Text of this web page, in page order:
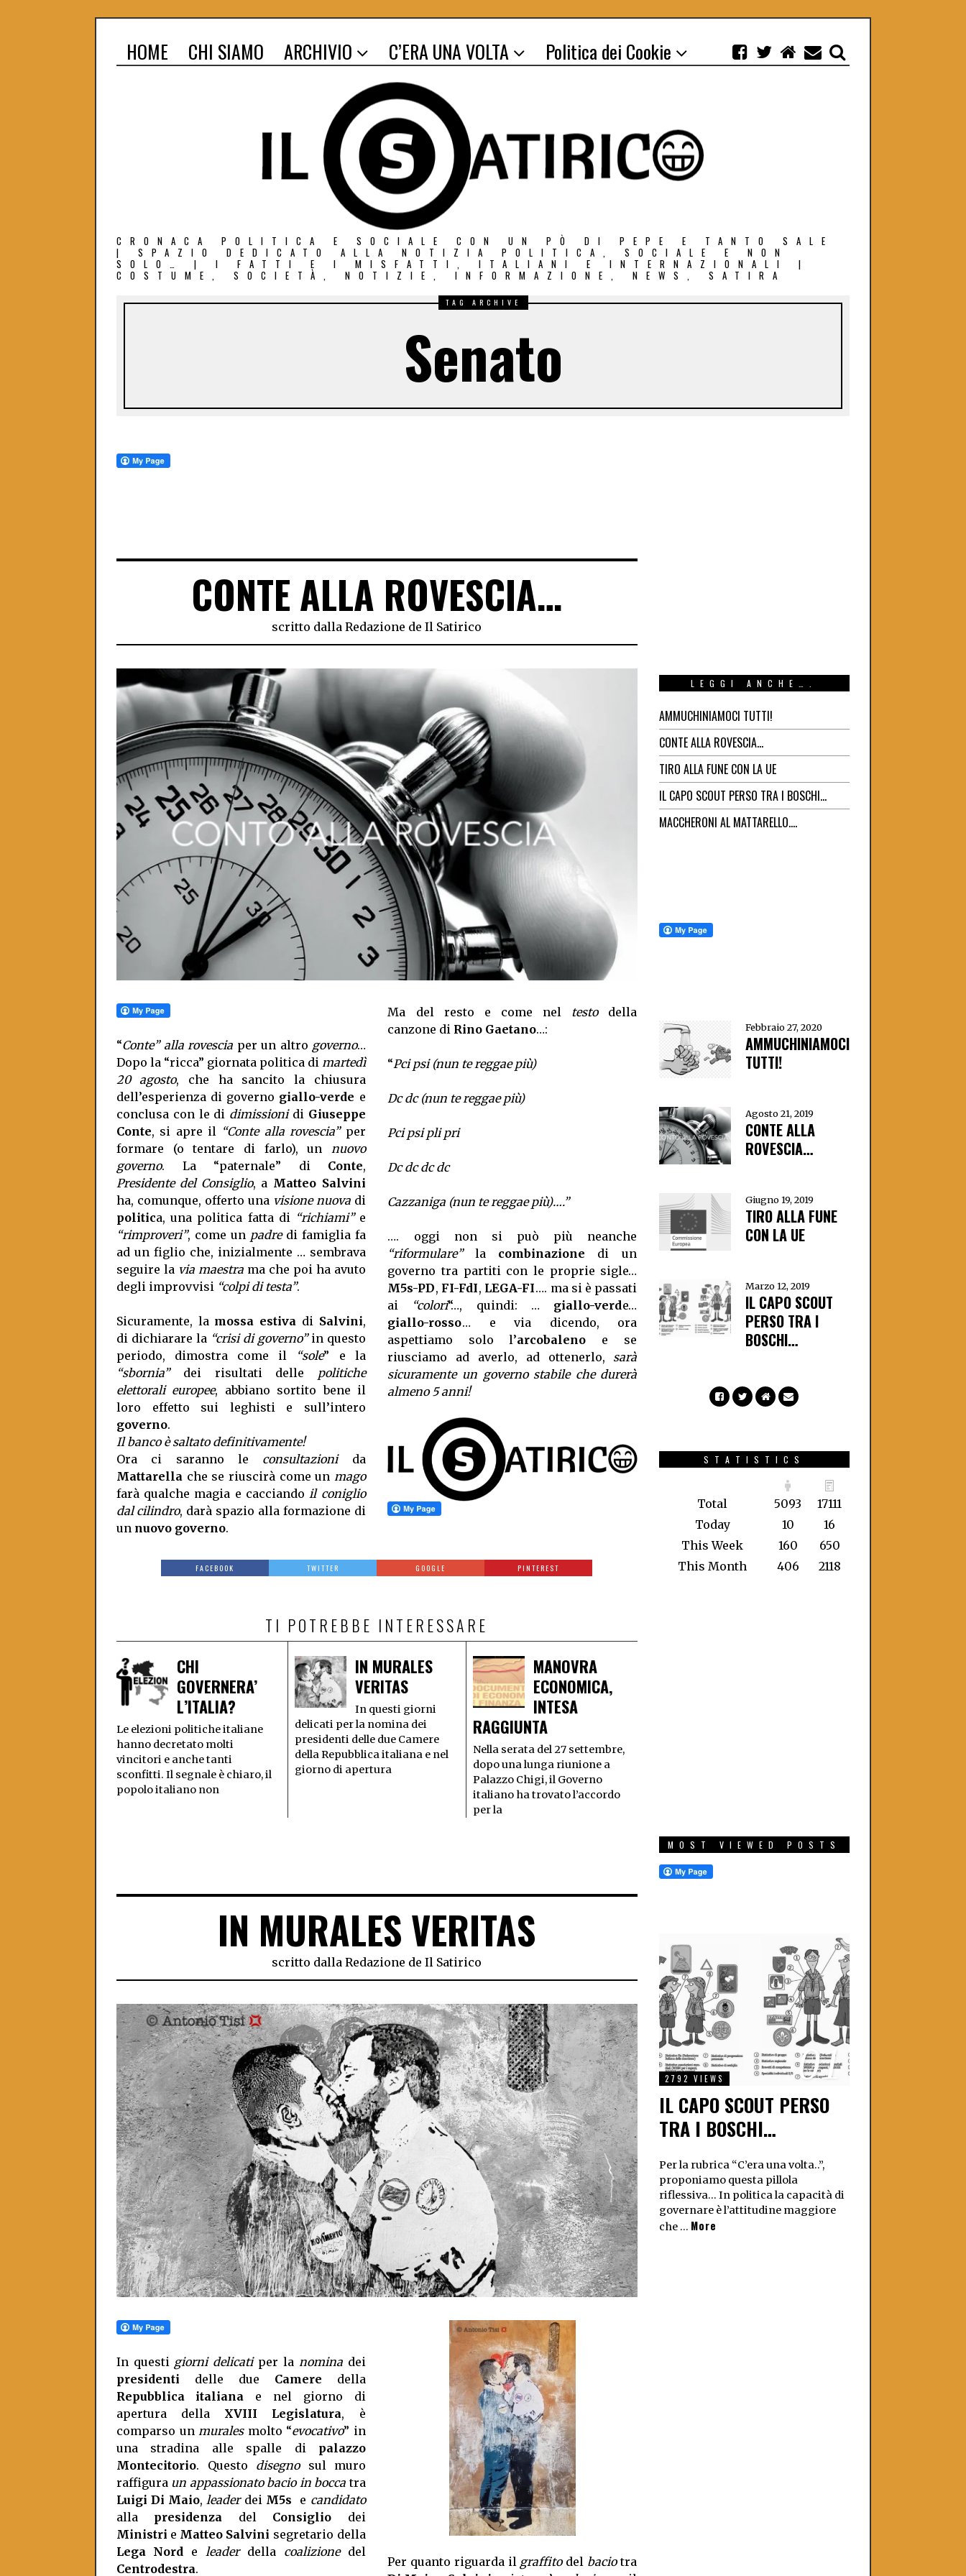
HOME CHI SIAMO ARCHIVIO C’ERA UNA VOLTA Politica dei Cookie
CRONACA POLITICA E SOCIALE CON UN PÒ DI PEPE E TANTO SALE
| SPAZIO DEDICATO ALLA NOTIZIA POLITICA, SOCIALE E NON
SOLO… | I FATTI E I MISFATTI, ITALIANI E INTERNAZIONALI |
COSTUME, SOCIETÀ, NOTIZIE, INFORMAZIONE, NEWS, SATIRA
TAG ARCHIVE
Senato
CONTE ALLA ROVESCIA…
scritto dalla Redazione de Il Satirico
“Conte” alla rovescia per un altro governo…
Dopo la “ricca” giornata politica di martedì
20 agosto, che ha sancito la chiusura
dell’esperienza di governo giallo-verde e
conclusa con le di dimissioni di Giuseppe
Conte, si apre il “Conte alla rovescia”per
formare (o tentare di farlo), un nuovo
governo. La “paternale” di Conte,
Presidente del Consiglio, a Matteo Salvini
ha, comunque, offerto una visione nuova di
politica, una politica fatta di “richiami”e
“rimproveri”, come un padredi famiglia fa
ad un figlio che, inizialmente … sembrava
seguire la via maestra ma che poi ha avuto
degli improvvisi “colpi di testa”.
Sicuramente, la mossa estiva di Salvini,
di dichiarare la “crisi di governo”in questo
periodo, dimostra come il
“sole” e la
“sbornia”dei risultati delle politiche
elettorali europee, abbiano sortito bene il
loro effetto sui leghisti e sull’intero
governo.
Il banco è saltato definitivamente!
Ora ci saranno le consultazionida
Mattarella che se riuscirà come un mago
farà qualche magia e cacciando il coniglio
dal cilindro, darà spazio alla formazione di
un nuovo governo.
Ma del resto e come nel testodella
canzone di Rino Gaetano…:
“Pci psi (nun te reggae più)
Dc dc (nun te reggae più)
Pci psi pli pri
Dc dc dc dc
Cazzaniga (nun te reggae più)….”
…. oggi non si può più neanche
“riformulare”la combinazione di un
governo tra partiti con le proprie sigle…
M5s-PD, FI-FdI, LEGA-FI…. ma si è passati
ai
“colori“…, quindi: … giallo-verde…
giallo-rosso… e via dicendo, ora
aspettiamo solo l’arcobaleno e se
riusciamo ad averlo, ad ottenerlo, sarà
sicuramente un governo stabile che durerà
almeno 5 anni!
FACEBOOK TWITTER GOOGLE PINTEREST
TI POTREBBE INTERESSARE
CHI
GOVERNERA’
L’ITALIA?
Le elezioni politiche italiane
hanno decretato molti
vincitori e anche tanti
sconfitti. Il segnale è chiaro, il
popolo italiano non
IN MURALES
VERITAS
In questi giorni
delicati per la nomina dei
presidenti delle due Camere
della Repubblica italiana e nel
giorno di apertura
MANOVRA
ECONOMICA,
INTESA
RAGGIUNTA
Nella serata del 27 settembre,
dopo una lunga riunione a
Palazzo Chigi, il Governo
italiano ha trovato l’accordo
per la
IN MURALES VERITAS
scritto dalla Redazione de Il Satirico
In questi giorni delicatiper la nomina dei
presidenti delle due Camere della
Repubblica italiana e nel giorno di
apertura della XVIII Legislatura, è
comparso un muralesmolto “evocativo” in
una stradina alle spalle di palazzo
Montecitorio. Questo disegnosul muro
raffigura un appassionato bacio in bocca tra
Luigi Di Maio, leaderdei M5s e candidato
alla presidenza del Consiglio dei
Ministri e Matteo Salvini segretario della
Lega Nord e leaderdella coalizionedel
Centrodestra. Per quanto riguarda il graffitodel baciotra
LEGGI ANCHE….
AMMUCHINIAMOCI TUTTI!
CONTE ALLA ROVESCIA…
TIRO ALLA FUNE CON LA UE
IL CAPO SCOUT PERSO TRA I BOSCHI…
MACCHERONI AL MATTARELLO….
Febbraio 27, 2020
AMMUCHINIAMOCI
TUTTI!
Agosto 21, 2019
CONTE ALLA
ROVESCIA…
Giugno 19, 2019
TIRO ALLA FUNE
CON LA UE
Marzo 12, 2019
IL CAPO SCOUT
PERSO TRA I
BOSCHI…
STATISTICS
Total 5093
17111
Today
10
16
This Week
160
650
This Month
406 2118
MOST VIEWED POSTS
01
2792 VIEWS
IL CAPO SCOUT PERSO
TRA I BOSCHI…
Per la rubrica “C’era una volta..”,
proponiamo questa pillola
riflessiva… In politica la capacità di
governare è l’attitudine maggiore
che … More